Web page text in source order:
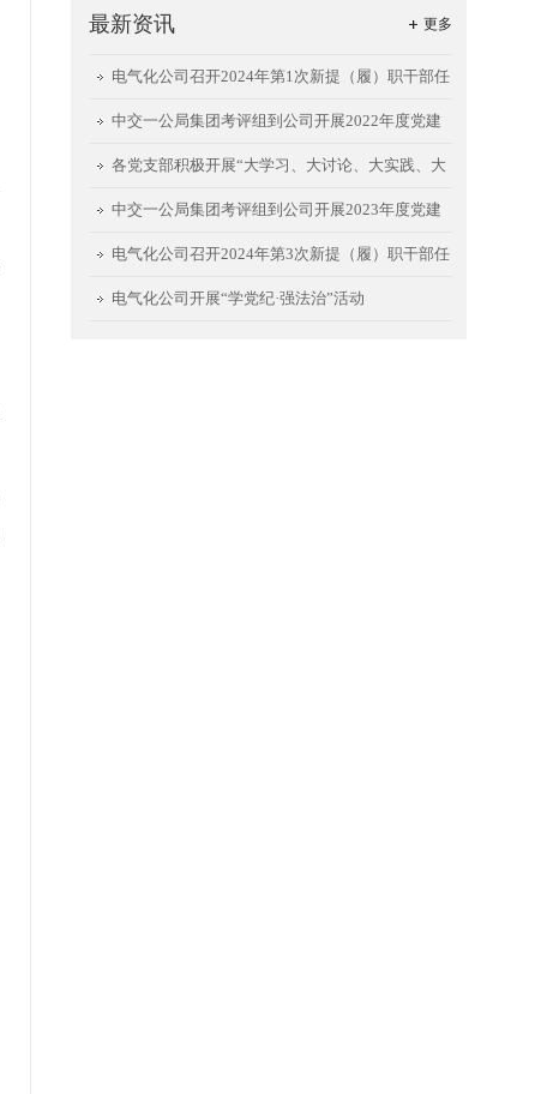
更多
最新资讯
电气化公司召开2024年第1次新提（履）职干部任
前集体谈话会
中交一公局集团考评组到公司开展2022年度党建
工作责任制考评
各党支部积极开展“大学习、大讨论、大实践、大
提升”回头看暨能力建设活动②
中交一公局集团考评组到公司开展2023年度党建
工作责任制考评
电气化公司召开2024年第3次新提（履）职干部任
前集体谈话会
电气化公司开展“学党纪·强法治”活动